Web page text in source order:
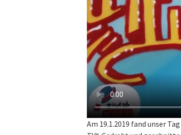
Am 19.1.2019 fand unser